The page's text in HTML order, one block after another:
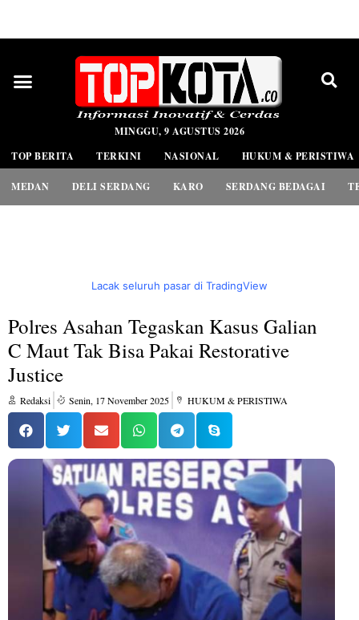
MINGGU, 9 AGUSTUS 2026
TOP BERITA
TERKINI NASIONAL HUKUM & PERISTIWA
MEDAN DELI SERDANG KARO SERDANG BEDAGAI
Lacak seluruh pasar di TradingView
Polres Asahan Tegaskan Kasus Galian
C Maut Tak Bisa Pakai Restorative
Justice
Redaksi Senin, 17 November 2025 HUKUM & PERISTIWA